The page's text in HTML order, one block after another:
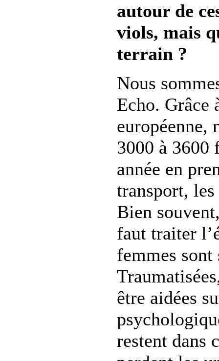
autour de
viols, mais
terrain ?
Nous
Echo. Grâce
européenne,
3000 à 3600
année en
transport,
Bien
faut traiter
femmes sont
être aidées
restent dans